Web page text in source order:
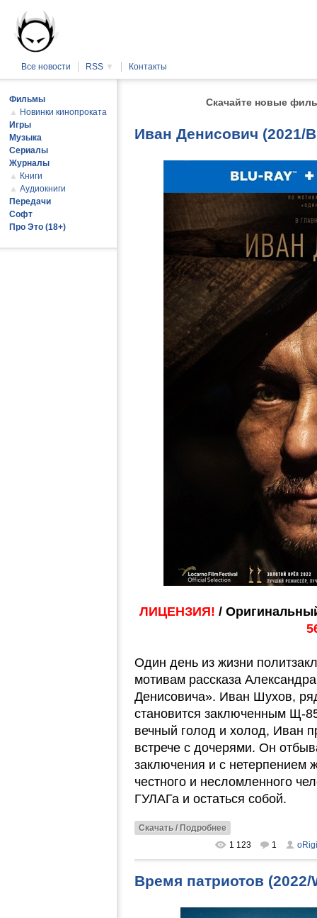
Все новости RSS ▼ Контакты
Скачайте новые
Иван Денисович (2021/
ЛИЦЕНЗИЯ! /
Один день из жизни
мотивам рассказа
Денисовича». Иван Шухов,
становится заключенным Щ-
вечный голод и холод, Иван
встрече с дочерями. Он
заключения и с нетерпением
честного и несломленного
ГУЛАГа и остаться собой.
Скачать / Подробнее
1 123
1 oRigi
Время патриотов (2022/
Фильмы
▲ Новинки кинопроката
Игры
Музыка
Сериалы
Журналы
▲ Книги
▲ Аудиокниги
Передачи
Софт
Про Это (18+)